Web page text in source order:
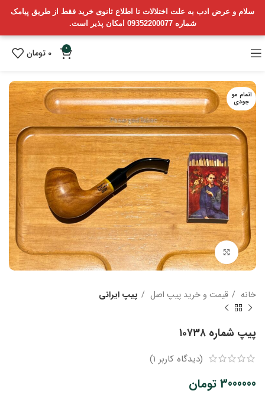
سلام و عرض ادب به علت اختلالات تا اطلاع ثانوی خرید فقط از طریق پیامک
شماره 09352200077 امکان پذیر است.
0
0 تومان
اتمام مو
جودی
بزرگنمایی تصویر
خانه قیمت و خرید پیپ اصل پیپ ایرانی
پیپ شماره ۱۰۷۳۸
(دیدگاه کاربر 1
)
3000000 تومان